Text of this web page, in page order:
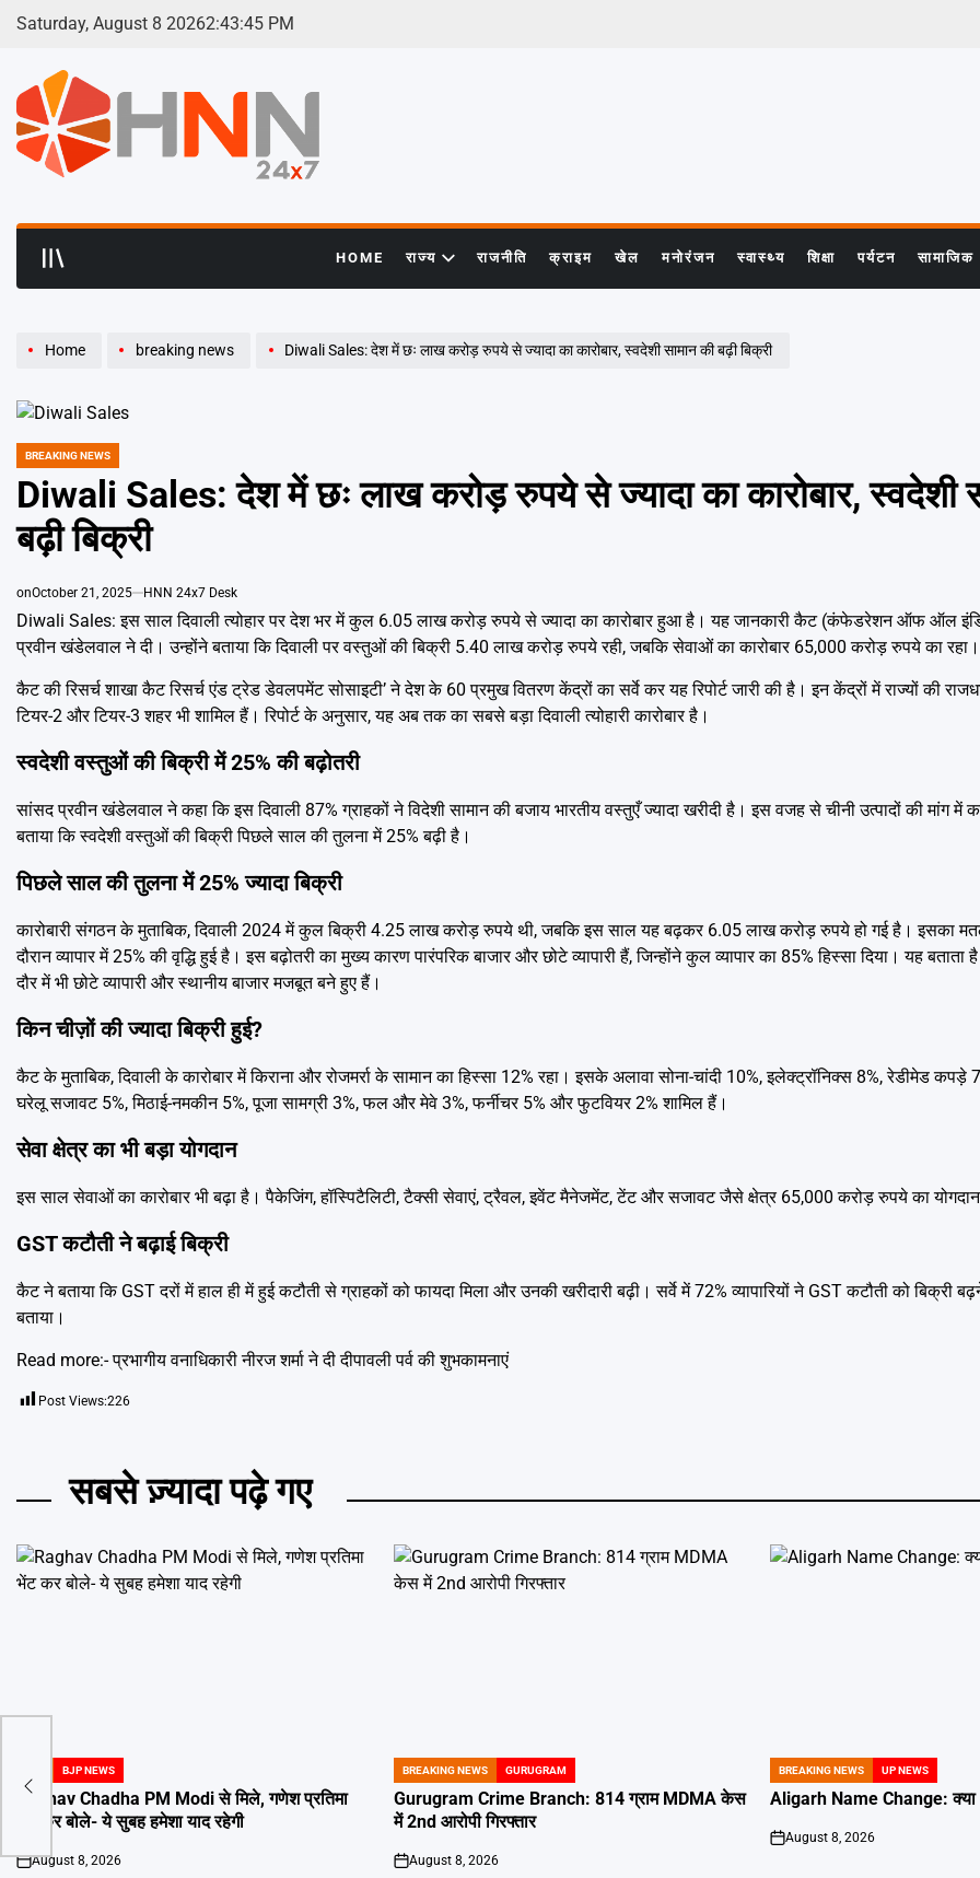
Skip
Saturday, August 8 20262:43:45 PM
HOME राज्य राजनीति क्राइम खेल मनोरंजन स्वास्थ्य शिक्षा पर्यटन सामाजिक
Home breaking news Diwali Sales: देश में छः लाख करोड़ रुपये से ज्यादा का कारोबार, स्वदेशी सामान की बढ़ी बिक्री
POSTED
BREAKING NEWS
Diwali Sales: देश में छः लाख करोड़ रुपये से ज्यादा का कारोबार, स्वदेशी
बढ़ी बिक्री
onOctober 21, 2025 HNN 24x7 Desk
Diwali Sales: इस साल दिवाली त्योहार पर देश भर में कुल 6.05 लाख करोड़ रुपये से ज्यादा का कारोबार हुआ है। यह जानकारी कैट (कंफेडरेशन ऑफ ऑल
प्रवीन खंडेलवाल ने दी। उन्होंने बताया कि दिवाली पर वस्तुओं की बिक्री 5.40 लाख करोड़ रुपये रही, जबकि सेवाओं का कारोबार 65,000 करोड़ रुपये का रहा।
कैट की रिसर्च शाखा कैट रिसर्च एंड ट्रेड डेवलपमेंट सोसाइटी’ ने देश के 60 प्रमुख वितरण केंद्रों का सर्वे कर यह रिपोर्ट जारी की है। इन केंद्रों में राज्यों की
टियर-2 और टियर-3 शहर भी शामिल हैं। रिपोर्ट के अनुसार, यह अब तक का सबसे बड़ा दिवाली त्योहारी कारोबार है।
स्वदेशी वस्तुओं की बिक्री में 25% की बढ़ोतरी
सांसद प्रवीन खंडेलवाल ने कहा कि इस दिवाली 87% ग्राहकों ने विदेशी सामान की बजाय भारतीय वस्तुएँ ज्यादा खरीदी है। इस वजह से चीनी उत्पादों की मांग में
बताया कि स्वदेशी वस्तुओं की बिक्री पिछले साल की तुलना में 25% बढ़ी है।
पिछले साल की तुलना में 25% ज्यादा बिक्री
कारोबारी संगठन के मुताबिक, दिवाली 2024 में कुल बिक्री 4.25 लाख करोड़ रुपये थी, जबकि इस साल यह बढ़कर 6.05 लाख करोड़ रुपये हो गई है। इसका
दौरान व्यापार में 25% की वृद्धि हुई है। इस बढ़ोतरी का मुख्य कारण पारंपरिक बाजार और छोटे व्यापारी हैं, जिन्होंने कुल व्यापार का 85% हिस्सा दिया। यह
दौर में भी छोटे व्यापारी और स्थानीय बाजार मजबूत बने हुए हैं।
किन चीज़ों की ज्यादा बिक्री हुई?
कैट के मुताबिक, दिवाली के कारोबार में किराना और रोजमर्रा के सामान का हिस्सा 12% रहा। इसके अलावा सोना-चांदी 10%, इलेक्ट्रॉनिक्स 8%, रेडीमेड कपड़े
घरेलू सजावट 5%, मिठाई-नमकीन 5%, पूजा सामग्री 3%, फल और मेवे 3%, फर्नीचर 5% और फुटवियर 2% शामिल हैं।
सेवा क्षेत्र का भी बड़ा योगदान
इस साल सेवाओं का कारोबार भी बढ़ा है। पैकेजिंग, हॉस्पिटैलिटी, टैक्सी सेवाएं, ट्रैवल, इवेंट मैनेजमेंट, टेंट और सजावट जैसे क्षेत्र 65,000 करोड़ रुपये का
GST कटौती ने बढ़ाई बिक्री
कैट ने बताया कि GST दरों में हाल ही में हुई कटौती से ग्राहकों को फायदा मिला और उनकी खरीदारी बढ़ी। सर्वे में 72% व्यापारियों ने GST कटौती को बिक्री
बताया।
Read more:-प्रभागीय वनाधिकारी नीरज शर्मा ने दी दीपावली पर्व की शुभकामनाएं
Post Views:226
सबसे ज़्यादा पढ़े गए
POSTED
BJP NEWS
Raghav Chadha PM Modi से मिले, गणेश प्रतिमा
भेंट कर बोले- ये सुबह हमेशा याद रहेगी
on
August 8, 2026
POSTED
IN
BREAKING NEWS GURUGRAM
Gurugram Crime Branch: 814 ग्राम MDMA केस
में 2nd आरोपी गिरफ्तार
on
August 8, 2026
POSTED
IN
BREAKING NEWS UP NEWS
Aligarh Name Change: क्या
on
August 8, 2026